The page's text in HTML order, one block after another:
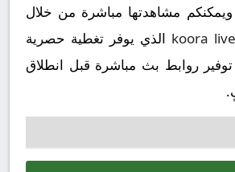
ويمكنكم مشاهدتها مباشرة من خلال
koora live الذي يوفر تغطية حصرية
توفير روابط بث مباشرة قبل انطلاق